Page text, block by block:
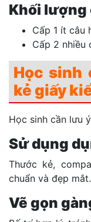
Khối lượng
Cấp 1 ít câu
Cấp 2 nhiều
Học sinh
kẻ giấy
Học sinh cần lưu
Sử dụng
Thước kẻ,
chuẩn và đẹp mắt.
Vẽ gọn